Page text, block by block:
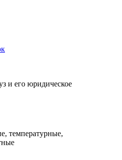
и его юридическое
температурные,